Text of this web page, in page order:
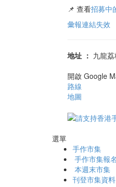
📌 查看招募中
彙報連結失效
地址 ： 九龍
開啟 Google
路線
地圖
選單
手作市集
手作市集報
本週末市集
刊登市集資料